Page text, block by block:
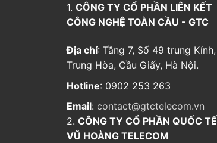
1. CÔNG TY CỔ PHẦN LIÊN KẾT
CÔNG NGHỆ TOÀN CẦU - GTC
Địa chỉ: Tầng 7, Số 49 trung Kính,
Trung Hòa, Cầu Giấy, Hà Nội.
Hotline: 0902 253 263
Email: contact@gtctelecom.vn
2. CÔNG TY CỔ PHẦN QUỐC TẾ
VŨ HOÀNG TELECOM